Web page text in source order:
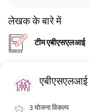
लेखक के बारे में
टीम एबीएसएलआई
एबीएसएलआई
3 योजना विकल्प